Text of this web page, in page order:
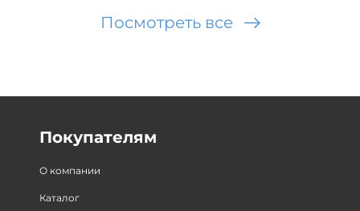
Посмотреть все
Покупателям
О компании
Каталог